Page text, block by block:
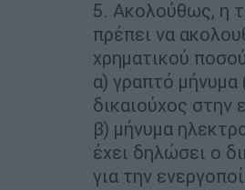
5. Ακολούθως, η
πρέπει να
χρηματικού
α) γραπτό
δικαιούχος στην
β) μήνυμα
έχει δηλώσει ο
για την